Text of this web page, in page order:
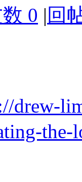
0 | 回
drew-
the-